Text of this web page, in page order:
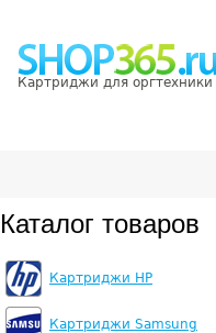
Картриджи для оргтехники
Каталог товаров
Картриджи HP
Картриджи Samsung